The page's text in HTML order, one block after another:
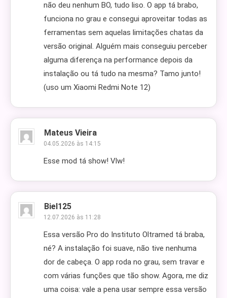
não deu nenhum BO, tudo liso. O app tá brabo,
funciona no grau e consegui aproveitar todas as
ferramentas sem aquelas limitações chatas da
versão original. Alguém mais conseguiu perceber
alguma diferença na performance depois da
instalação ou tá tudo na mesma? Tamo junto!
(uso um Xiaomi Redmi Note 12)
Mateus Vieira
04.05.2026 às 14:15
Esse mod tá show! Vlw!
Biel125
12.07.2026 às 11:28
Essa versão Pro do Instituto Oltramed tá braba,
né? A instalação foi suave, não tive nenhuma
dor de cabeça. O app roda no grau, sem travar e
com várias funções que tão show. Agora, me diz
uma coisa: vale a pena usar sempre essa versão